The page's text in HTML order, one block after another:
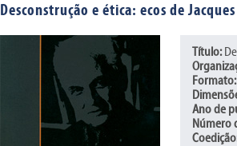
Desconstrução e ética: ecos de
Título:
Formato:
Ano de
Número